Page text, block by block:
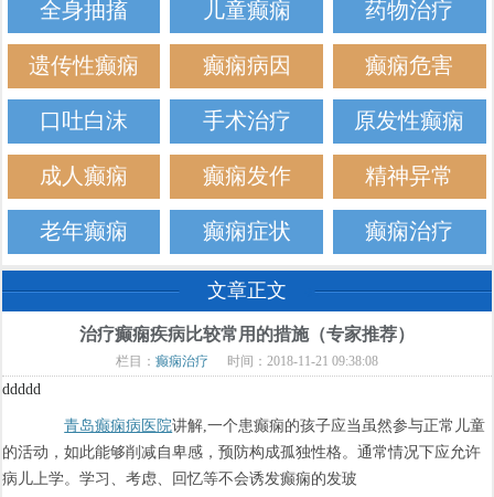
全身抽搐 儿童癫痫 药物治疗
遗传性癫痫 癫痫病因 癫痫危害
口吐白沫 手术治疗 原发性癫痫
成人癫痫 癫痫发作 精神异常
老年癫痫 癫痫症状 癫痫治疗
文章正文
治疗癫痫疾病比较常用的措施（专家推荐）
栏目： 癫痫治疗 时间：2018-11-21 09:38:08
ddddd
青岛癫痫病医院讲解,一个患癫痫的孩子应当虽然参与正常儿童
的活动，如此能够削减自卑感，预防构成孤独性格。通常情况下应允许
病儿上学。学习、考虑、回忆等不会诱发癫痫的发玻